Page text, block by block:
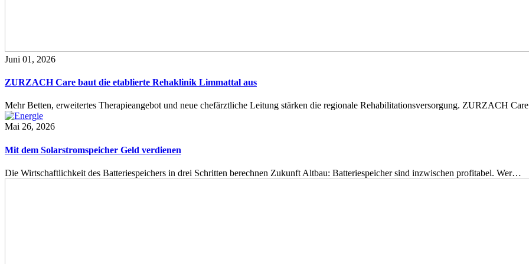
Juni 01, 2026
ZURZACH Care baut die etablierte Rehaklinik Limmattal aus
Mehr Betten, erweitertes Therapieangebot und neue chefärztliche Leitung stärken die regionale Rehabilitationsversorgung. ZURZACH
Mai 26, 2026
Mit dem Solarstromspeicher Geld verdienen
Die Wirtschaftlichkeit des Batteriespeichers in drei Schritten berechnen Zukunft Altbau: Batteriespeicher sind inzwischen profitabel. Wer…